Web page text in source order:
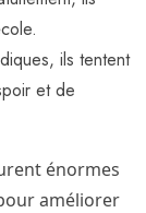
ils tentent
et de
énormes
améliorer